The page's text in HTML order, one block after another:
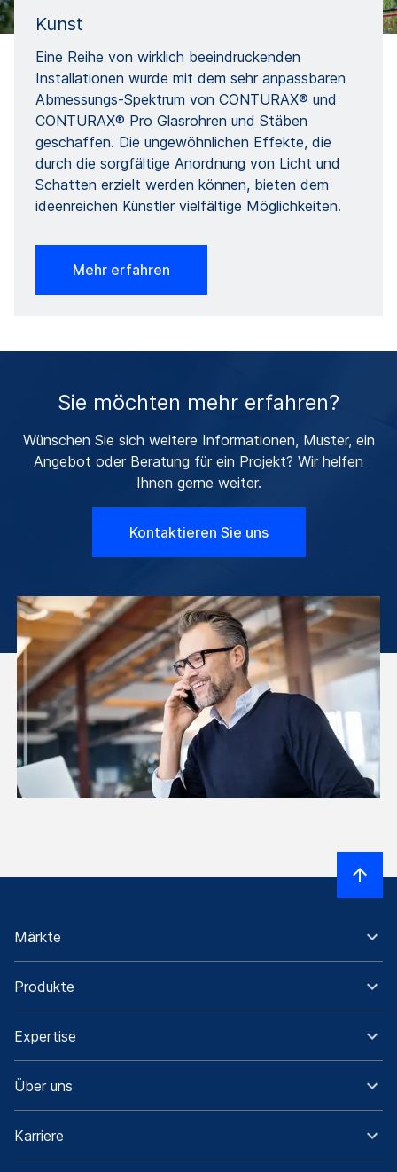
Kunst
Eine Reihe von wirklich beeindruckenden
Installationen wurde mit dem sehr anpassbaren
Abmessungs-Spektrum von CONTURAX® und
CONTURAX® Pro Glasrohren und Stäben
geschaffen. Die ungewöhnlichen Effekte, die
durch die sorgfältige Anordnung von Licht und
Schatten erzielt werden können, bieten dem
ideenreichen Künstler vielfältige Möglichkeiten.
Mehr erfahren
Sie möchten mehr erfahren?
Wünschen Sie sich weitere Informationen, Muster, ein
Angebot oder Beratung für ein Projekt? Wir helfen
Ihnen gerne weiter.
Kontaktieren Sie uns
Märkte
Produkte
Expertise
Über uns
Karriere